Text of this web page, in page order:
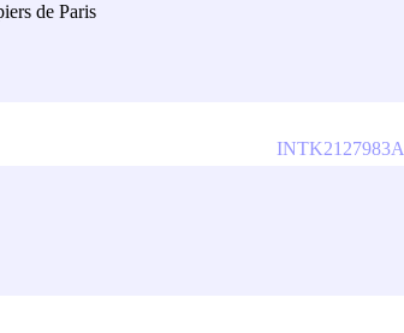
de Paris
INTK2127983A